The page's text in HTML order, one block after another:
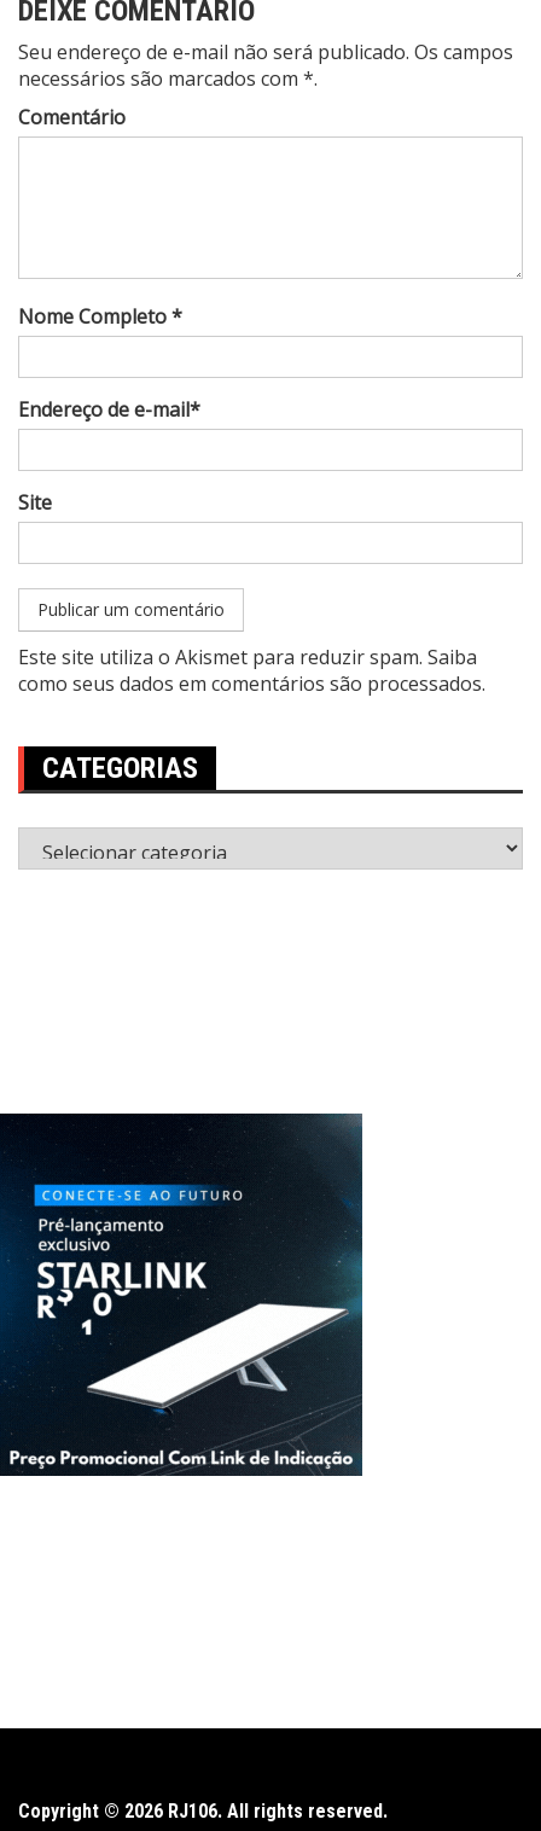
DEIXE COMENTÁRIO
Seu endereço de e-mail não será publicado. Os campos
necessários são marcados com *.
Comentário
Nome Completo *
Endereço de e-mail*
Site
Este site utiliza o Akismet para reduzir spam. Saiba
como seus dados em comentários são processados.
CATEGORIAS
Categorias
Copyright © 2026 RJ106. All rights reserved.